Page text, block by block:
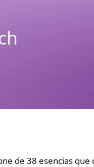
de 38 esencias